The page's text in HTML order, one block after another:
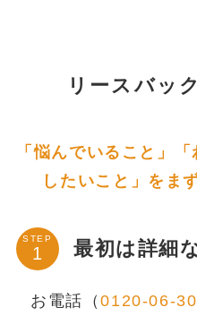
リースバッ
「悩んでいること」
したいこと」をま
STEP 最初は詳細
お電話（0120-06-